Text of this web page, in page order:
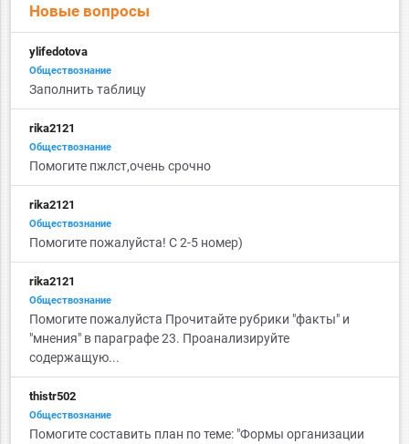
Новые вопросы
ylifedotova
Обществознание
Заполнить таблицу
rika2121
Обществознание
Помогите пжлст,очень срочно
rika2121
Обществознание
Помогите пожалуйста! С 2-5 номер)
rika2121
Обществознание
Помогите пожалуйста Прочитайте рубрики "факты" и
"мнения" в параграфе 23. Проанализируйте
содержащую...
thistr502
Обществознание
Помогите составить план по теме: "Формы организации